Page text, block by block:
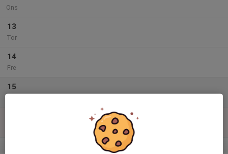
Ons
13
Tor
14
Fre
15
v.34